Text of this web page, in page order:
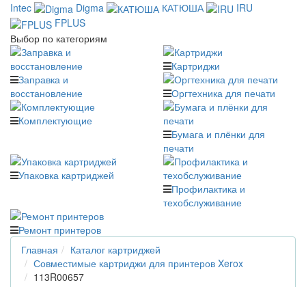
Intec
Digma КАТЮША
IRU
FPLUS
Выбор по категориям
Заправка и
восстановление
Картриджи
Оргтехника для печати
Комплектующие
Бумага и плёнки для
печати
Упаковка картриджей
Профилактика и
техобслуживание
Ремонт принтеров
Главная
Каталог картриджей
Совместимые картриджи для принтеров Xerox
113R00657